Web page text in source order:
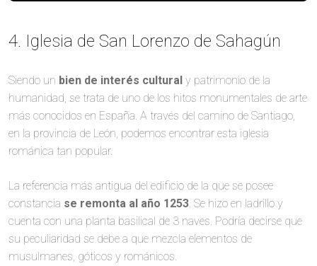
4. Iglesia de San Lorenzo de Sahagún
Siendo un bien de interés cultural y patrimonio de la
humanidad, se trata de uno de los hitos monumentales de arte
más conocidos en España. A través del camino de Santiago,
en la provincia de León, podemos encontrar esta iglesia
románica tan popular.
La referencia más antigua del edificio de la que se posee
constancia se remonta al año 1253 . Se hizo en ladrillo y
cuenta con una planta basilical de 3 naves. Podría decirse que
su peculiaridad se debe a que mezcla elementos de
musulmanes, góticos y románicos.